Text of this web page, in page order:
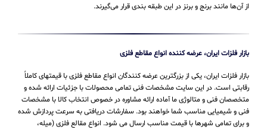
از آن‌ها مانند برنج و برنز در این طبقه‌ بندی قرار می‌‌گیرند.
بازار فلزات ایران، عرضه کننده انواع مقاطع فلزی
بازار فلزات ایران، یکی از بزرگترین عرضه کنندگان انواع مقاطع فلزی با قیمتهای کاملاً
رقابتی است. در این سایت مشخصات فنی تمامی محصولات با جزئیات ارائه شده و
متخصصان فنی و متالوژی ما آماده ارائه مشاوره در خصوص انتخاب کالا با مشخصات
فنی و شیمیایی مناسب شما خواهند بود. سفارشات دریافتی به سرعت پردازش شده
و برای تمامی شهرها با قیمت مناسب ارسال می شود. انواع مقالع فلزی (میله،